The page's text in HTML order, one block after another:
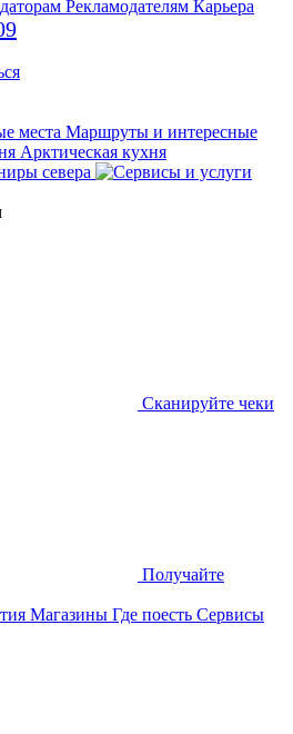
Рекламодателям Карьера
Маршруты и интересные
Арктическая кухня
севера
Сканируйте чеки
Получайте
Магазины Где поесть Сервисы